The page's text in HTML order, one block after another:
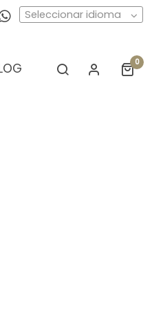
Seleccionar idioma
0